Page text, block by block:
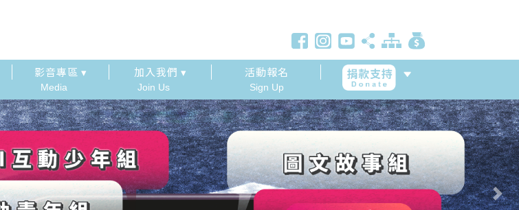
影音專區 ▾
Media
加入我們 ▾
Join Us
活動報名
Sign Up
Next